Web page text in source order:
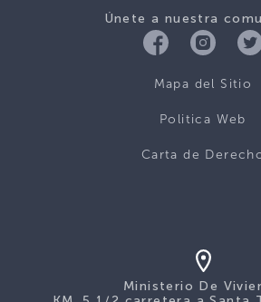
Únete a nuestra
Mapa del Sitio
Politica Web
Carta de
Ministerio De